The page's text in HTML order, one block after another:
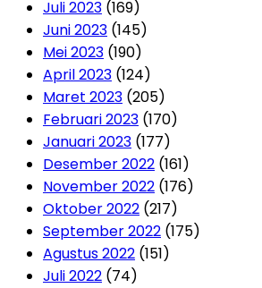
Juli 2023 (169)
Juni 2023 (145)
Mei 2023 (190)
April 2023 (124)
Maret 2023 (205)
Februari 2023 (170)
Januari 2023 (177)
Desember 2022 (161)
November 2022 (176)
Oktober 2022 (217)
September 2022 (175)
Agustus 2022 (151)
Juli 2022 (74)